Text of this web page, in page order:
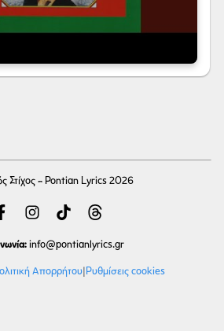
Στίχος - Pontian Lyrics 2026
info@pontianlyrics.gr
Απορρήτου| Ρυθμίσεις cookies